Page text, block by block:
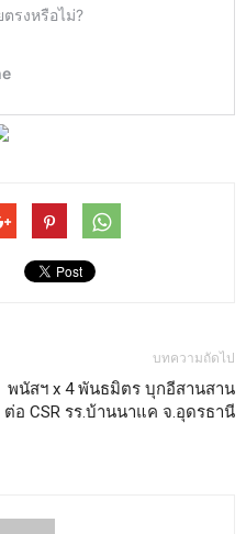
บทความถัดไป
พนัสฯ x 4 พันธมิตร บุกอีสานสาน
ต่อ CSR รร.บ้านนาแค จ.อุดรธานี